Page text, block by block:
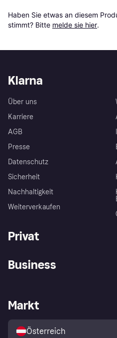
Haben Sie etwas an diesem
stimmt? Bitte melde sie hier.
Klarna
Über uns
Karriere
AGB
Presse
Datenschutz
Sicherheit
Nachhaltigkeit
Weiterverkaufen
Privat
Shops entdecken
Business
Händlerportal
Markt
Österreich